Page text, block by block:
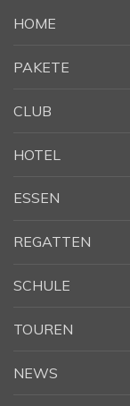
HOME
PAKETE
CLUB
HOTEL
ESSEN
REGATTEN
SCHULE
TOUREN
NEWS